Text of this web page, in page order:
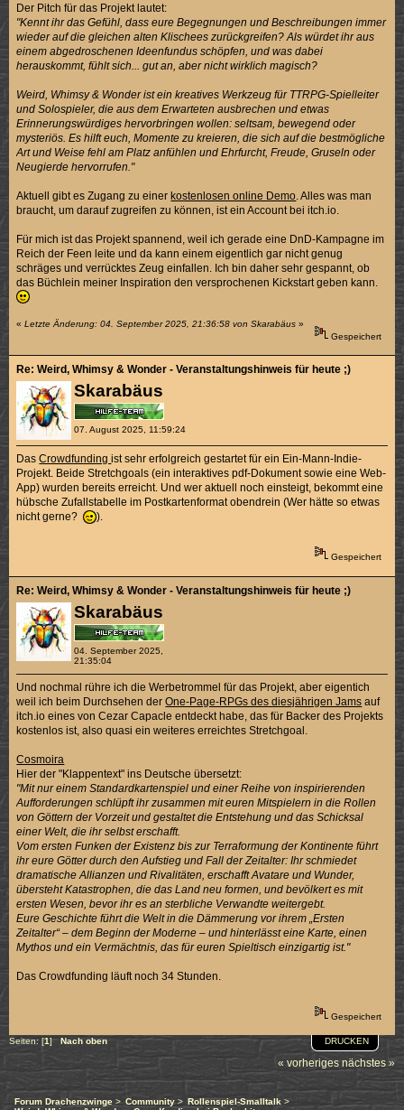
Der Pitch für das Projekt lautet:
"Kennt ihr das Gefühl, dass eure Begegnungen und Beschreibungen immer
wieder auf die gleichen alten Klischees zurückgreifen? Als würdet ihr aus
einem abgedroschenen Ideenfundus schöpfen, und was dabei
herauskommt, fühlt sich... gut an, aber nicht wirklich magisch?
Weird, Whimsy & Wonder ist ein kreatives Werkzeug für TTRPG-Spielleiter
und Solospieler, die aus dem Erwarteten ausbrechen und etwas
Erinnerungswürdiges hervorbringen wollen: seltsam, bewegend oder
mysteriös. Es hilft euch, Momente zu kreieren, die sich auf die bestmögliche
Art und Weise fehl am Platz anfühlen und Ehrfurcht, Freude, Gruseln oder
Neugierde hervorrufen."
Aktuell gibt es Zugang zu einerkostenlosen online Demo. Alles was man
braucht, um darauf zugreifen zu können, ist ein Account bei itch.io.
Für mich ist das Projekt spannend, weil ich gerade eine DnD-Kampagne im
Reich der Feen leite und da kann einem eigentlich gar nicht genug
schräges und verrücktes Zeug einfallen. Ich bin daher sehr gespannt, ob
das Büchlein meiner Inspiration den versprochenen Kickstart geben kann.
«Letzte Änderung: 04. September 2025, 21:36:58 von Skarabäus »
Gespeichert
Skarabäus
07. August 2025, 11:59:24
Re: Weird, Whimsy & Wonder - Veranstaltungshinweis für heute ;)
DasCrowdfundingist sehr erfolgreich gestartet für ein Ein-Mann-Indie-
Projekt. Beide Stretchgoals (ein interaktives pdf-Dokument sowie eine Web-
App) wurden bereits erreicht. Und wer aktuell noch einsteigt, bekommt eine
hübsche Zufallstabelle im Postkartenformat obendrein (Wer hätte so etwas
nicht gerne?
).
Gespeichert
Skarabäus
04. September 2025,
21:35:04
Re: Weird, Whimsy & Wonder - Veranstaltungshinweis für heute ;)
Und nochmal rühre ich die Werbetrommel für das Projekt, aber eigentich
weil ich beim Durchsehen derOne-Page-RPGs des diesjährigen Jams auf
itch.io eines von Cezar Capacle entdeckt habe, das für Backer des Projekts
kostenlos ist, also quasi ein weiteres erreichtes Stretchgoal.
Cosmoira
Hier der "Klappentext" ins Deutsche übersetzt:
"Mit nur einem Standardkartenspiel und einer Reihe von inspirierenden
Aufforderungen schlüpft ihr zusammen mit euren Mitspielern in die Rollen
von Göttern der Vorzeit und gestaltet die Entstehung und das Schicksal
einer Welt, die ihr selbst erschafft.
Vom ersten Funken der Existenz bis zur Terraformung der Kontinente führt
ihr eure Götter durch den Aufstieg und Fall der Zeitalter: Ihr schmiedet
dramatische Allianzen und Rivalitäten, erschafft Avatare und Wunder,
übersteht Katastrophen, die das Land neu formen, und bevölkert es mit
ersten Wesen, bevor ihr es an sterbliche Verwandte weitergebt.
Eure Geschichte führt die Welt in die Dämmerung vor ihrem „Ersten
Zeitalter“ – dem Beginn der Moderne – und hinterlässt eine Karte, einen
Mythos und ein Vermächtnis, das für euren Spieltisch einzigartig ist."
Das Crowdfunding läuft noch 34 Stunden.
Gespeichert
DRUCKEN
Seiten: [1] Nach oben
« vorheriges nächstes »
Forum Drachenzwinge > Community> Rollenspiel-Smalltalk>